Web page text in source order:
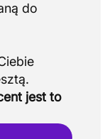
do
jest to